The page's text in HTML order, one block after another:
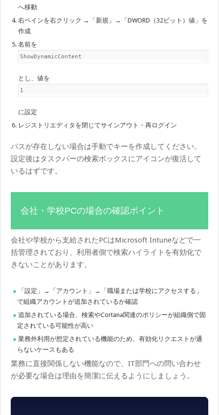
へ移動
右ペインを右クリック →「新規」→「DWORD（32ビット）値」を
作成
名前を
ShowDynamicContent
とし、値を
1
に設定
レジストリエディタを閉じてサインアウト・再ログイン
パスが存在しない場合は手動でキーを作成してください。
設定後はタスクバーの検索ボックスにアイコンが復活して
いるはずです。
会社・学校PCの場合の確認ポイント
会社や学校から支給されたPCはMicrosoft Intuneなどで一
括管理されており、利用者側で検索ハイライトを有効化で
きないことがあります。
「設定」→「アカウント」→「職場または学校にアクセスする」
で組織アカウントが追加されているか確認
追加されている場合、検索やCortana関連のポリシーが組織側で固
定されている可能性が高い
業務外利用が想定されている機能のため、有効化リクエストが通
らないケースもある
業務に直接関係しない機能なので、IT部門への問い合わせ
が必要な場合は理由を簡潔に伝えるようにしましょう。